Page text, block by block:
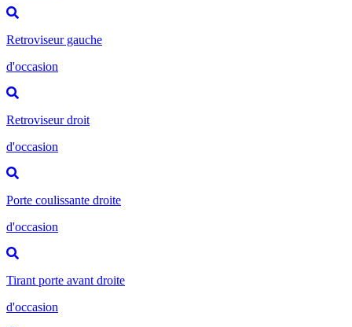
Retroviseur gauche
d'occasion
Retroviseur droit
d'occasion
Porte coulissante droite
d'occasion
Tirant porte avant droite
d'occasion